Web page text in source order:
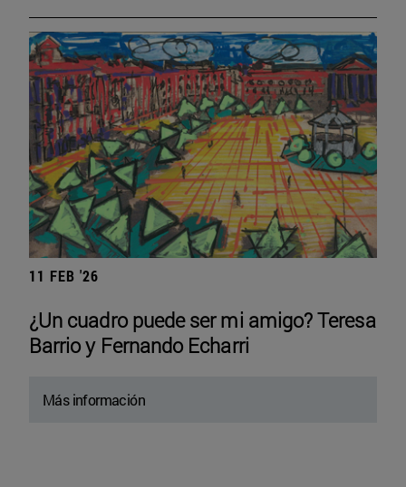
11 FEB '26
¿Un cuadro puede ser mi amigo? Teresa
Barrio y Fernando Echarri
Más información